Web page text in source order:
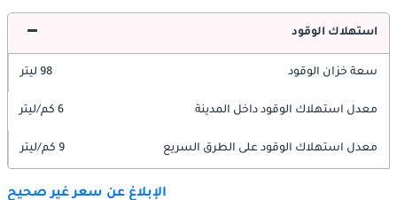
استهلاك الوقود
سعة خزان الوقود 98 ليتر
معدل استهلاك الوقود داخل المدينة 6 كم/ليتر
معدل استهلاك الوقود على الطرق السريع 9 كم/ليتر
الإبلاغ عن سعر غير صحيح